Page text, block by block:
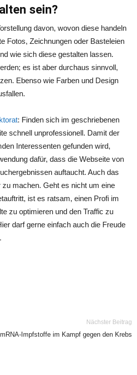
sein?
davon, wovon diese handeln
Fotos, Zeichnungen oder Basteleien
wie sich diese gestalten lassen.
es ist aber durchaus sinnvoll,
Ebenso wie Farben und Design
: Finden sich im geschriebenen
schnell unprofessionell. Damit der
Interessenten gefunden wird,
dafür, dass die Webseite von
auftaucht. Auch das
zu machen. Geht es nicht um eine
ist es ratsam, einen Profi im
zu optimieren und den Traffic zu
darf gerne einfach auch die Freude
Nächster Beitrag
mRNA-Impfstoffe im Kampf gegen den Krebs